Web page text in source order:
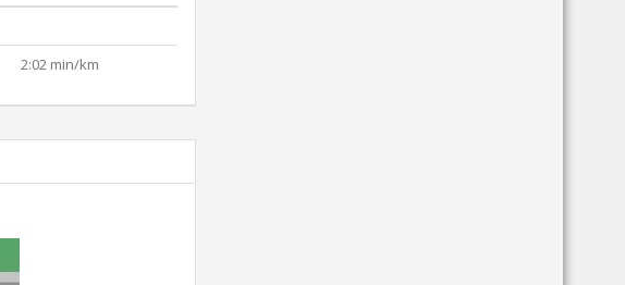
2:02 min/km